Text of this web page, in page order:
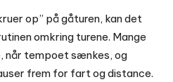
op” på gåturen, kan det
omkring turene. Mange
når tempoet sænkes, og
frem for fart og distance.